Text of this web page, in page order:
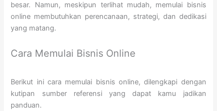
besar. Namun, meskipun terlihat mudah, memulai bisnis
online membutuhkan perencanaan, strategi, dan dedikasi
yang matang.
Cara Memulai Bisnis Online
Berikut ini cara memulai bisnis online, dilengkapi dengan
kutipan sumber referensi yang dapat kamu jadikan
panduan.